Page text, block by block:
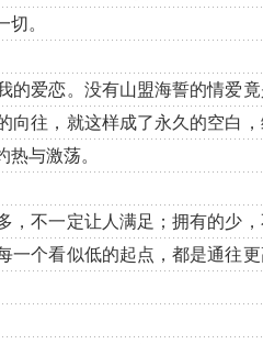
。
爱恋。没有山盟海誓的情爱竟
向往，就这样成了永久的空白
与激荡。
不一定让人满足；拥有的少，
一个看似低的起点，都是通往